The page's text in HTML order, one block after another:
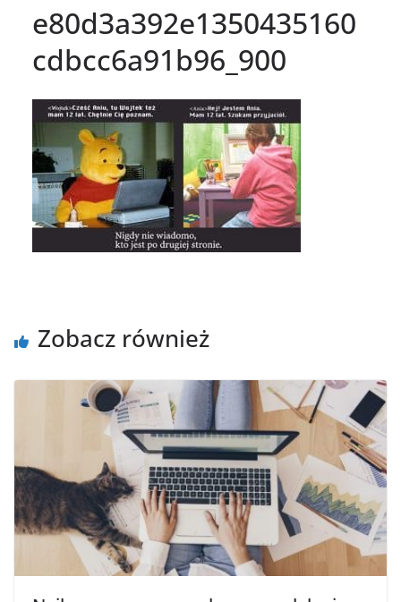
e80d3a392e1350435160
cdbcc6a91b96_900
Zobacz również